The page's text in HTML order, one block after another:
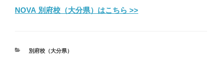
NOVA 別府校（大分県）はこちら >>
カ
別府校（大分県）